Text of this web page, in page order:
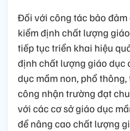
Đối với công tác bảo
kiểm định chất lượng
tiếp tục triển khai hiệu
định chất lượng giáo dục
dục mầm non, phổ
công nhận trường đạt
với các cơ sở giáo dục
để nâng cao chất lượng